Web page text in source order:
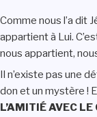
Comme nous l’a dit
appartient à Lui.
nous appartient,
Il n’existe pas une
don et un mystère !
L’AMITIÉ AVEC LE